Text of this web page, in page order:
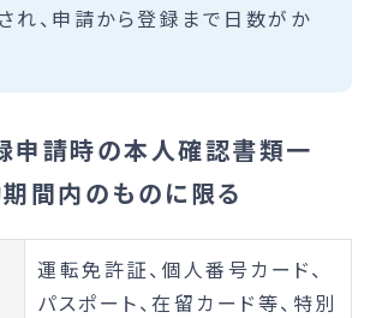
れ、申請から登録まで日数がか
申請時の本人確認書類一
期間内のものに限る
運転免許証、個人番号カード、
パスポート、在留カード等、特別